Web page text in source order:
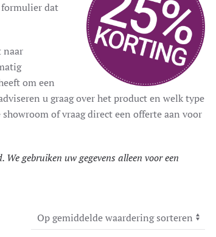
dat
naar
om een
u graag over het product en welk type
of vraag direct een offerte aan voor
gebruiken uw gegevens alleen voor een